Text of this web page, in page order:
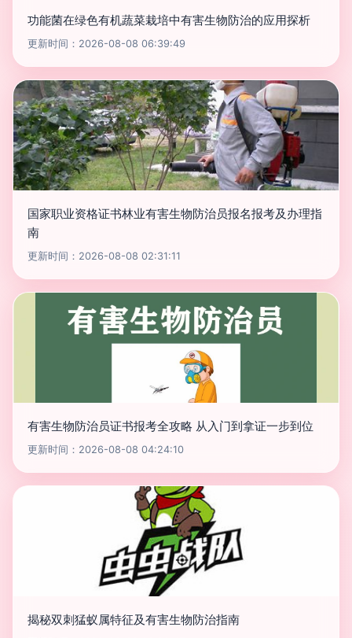
功能菌在绿色有机蔬菜栽培中有害生物防治的应用探析
更新时间：2026-08-08 06:39:49
国家职业资格证书林业有害生物防治员报名报考及办理指
南
更新时间：2026-08-08 02:31:11
有害生物防治员证书报考全攻略 从入门到拿证一步到位
更新时间：2026-08-08 04:24:10
揭秘双刺猛蚁属特征及有害生物防治指南